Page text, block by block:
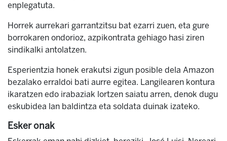
enplegatuta.
Horrek aurrekari garrantzitsu bat ezarri zuen, eta gure
borrokaren ondorioz, azpikontrata gehiago hasi ziren
sindikalki antolatzen.
Esperientzia honek erakutsi zigun posible dela Amazon
bezalako erraldoi bati aurre egitea. Langilearen kontura
ikaratzen edo irabaziak lortzen saiatu arren, denok dugu
eskubidea lan baldintza eta soldata duinak izateko.
Esker onak